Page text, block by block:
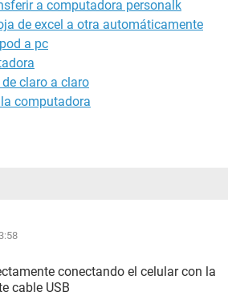
a computadora personalk
de excel a otra automáticamente
a pc
claro a claro
computadora
conectando el celular con la
cable USB